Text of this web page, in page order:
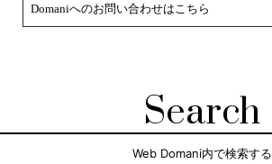
Domaniへのお問い合わせはこちら
Search
Web Domani内で検索する